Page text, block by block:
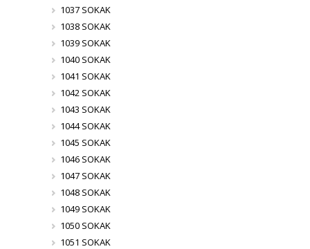
1037 SOKAK
1038 SOKAK
1039 SOKAK
1040 SOKAK
1041 SOKAK
1042 SOKAK
1043 SOKAK
1044 SOKAK
1045 SOKAK
1046 SOKAK
1047 SOKAK
1048 SOKAK
1049 SOKAK
1050 SOKAK
1051 SOKAK